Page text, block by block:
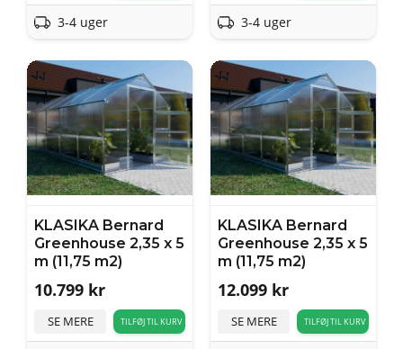
3-4 uger 3-4 uger
KLASIKA Bernard
Greenhouse 2,35 x 5
m (11,75 m2)
10.799 kr
SE MERE TILFØJ TIL KURV
KLASIKA Bernard
Greenhouse 2,35 x 5
m (11,75 m2)
12.099 kr
SE MERE TILFØJ TIL KURV